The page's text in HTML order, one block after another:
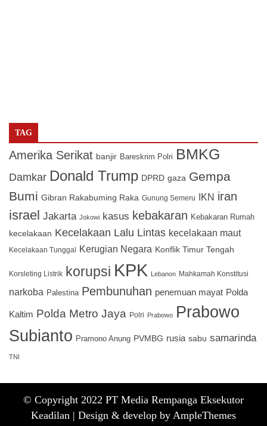
TAG
Amerika Serikat banjir Bareskrim Polri BMKG
Damkar Donald Trump DPRD gaza Gempa
Bumi Gibran Rakabuming Raka Gunung Semeru IKN iran
israel Jakarta Jokowi kasus kebakaran Kebakaran Rumah
kecelakaan Kecelakaan Lalu Lintas kecelakaan maut
Kecelakaan Tunggal Kerugian Negara Konflik Timur Tengah
Korsleting Listrik korupsi KPK Lebanon Mahkamah Konstitusi
narkoba Palestina Pembunuhan penemuan mayat Polda
Kaltim Polda Metro Jaya Polri Prabowo Prabowo
Subianto Pramono Anung PVMBG rusia sabu samarinda
TNI
© Copyright 2022 PT Media Rempanga Eksekutor
Keadilan | Design & develop by AmpleThemes